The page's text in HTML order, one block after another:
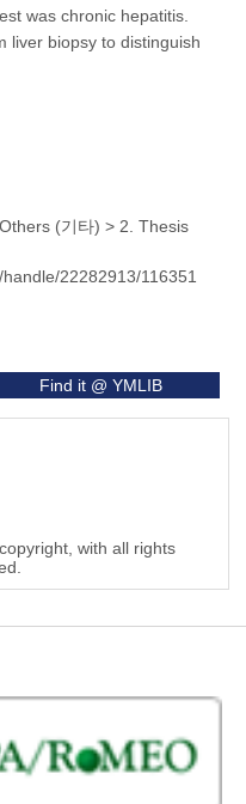
was chronic hepatitis.
liver biopsy to distinguish
Others (기타) > 2. Thesis
22282913/116351
Find it @ YMLIB
with all rights